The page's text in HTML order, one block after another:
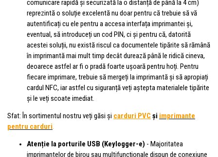
comunicare rapidă și securizată la o distanță de până la 4 cm)
reprezintă o soluție excelentă nu doar pentru că trebuie să vă
autentificați cu ele pentru a accesa interfața imprimantei și,
eventual, să introduceți un cod PIN, ci și pentru că, datorită
acestei soluții, nu există riscul ca documentele tipărite să rămână
în imprimantă mai mult timp decât durează până le ridică cineva,
deoarece astfel ar fi o pradă foarte ușoară pentru hoți. Pentru
fiecare imprimare, trebuie să mergeți la imprimantă și să apropiați
cardul NFC, iar astfel cu siguranță veți aștepta materialele tipărite
și le veți scoate imediat.
Sfat: În sortimentul nostru veți găsi și carduri PVC și imprimante
pentru carduri.
Atenție la porturile USB (Keylogger-e) - Majoritatea
imprimantelor de birou sau multifuncționale dispun de conexiune